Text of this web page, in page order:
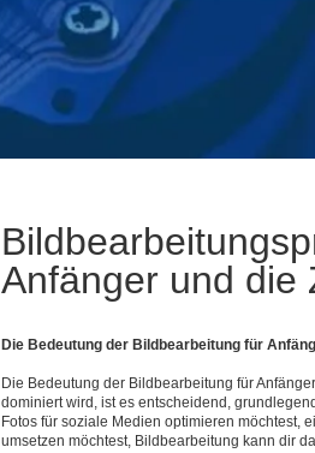
Anfänger und die
Die Bedeutung der Bildbearbeitung für
Die Bedeutung der Bildbearbeitung für
dominiert wird, ist es entscheidend,
Fotos für soziale Medien optimieren möchtest,
umsetzen möchtest, Bildbearbeitung kann dir